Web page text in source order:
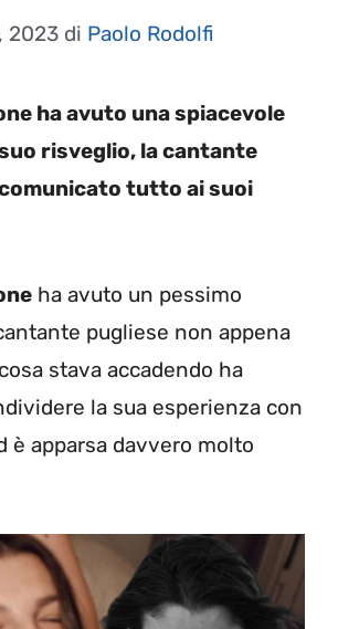
2023 di Paolo Rodolfi
ha avuto una spiacevole
risveglio, la cantante
tutto ai suoi
ha avuto un pessimo
pugliese non appena
stava accadendo ha
la sua esperienza con
è apparsa davvero molto